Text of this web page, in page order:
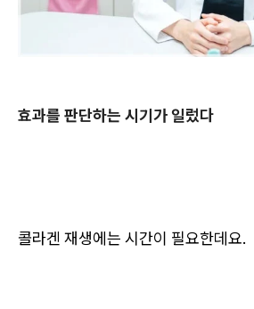
효과를 판단하는 시기가 일렀다
콜라겐 재생에는 시간이 필요한데요.